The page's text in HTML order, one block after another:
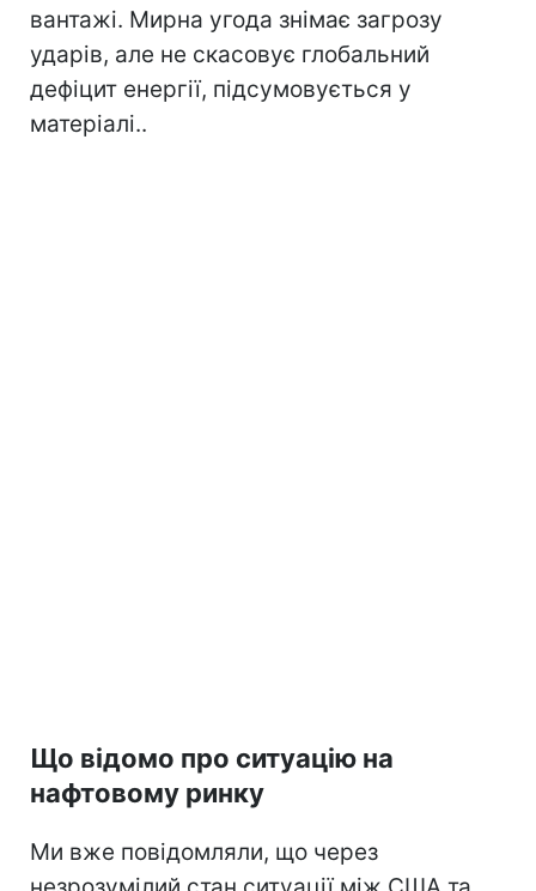
вантажі. Мирна угода знімає загрозу
ударів, але не скасовує глобальний
дефіцит енергії, підсумовується у
матеріалі..
Що відомо про ситуацію на
нафтовому ринку
Ми вже повідомляли, що через